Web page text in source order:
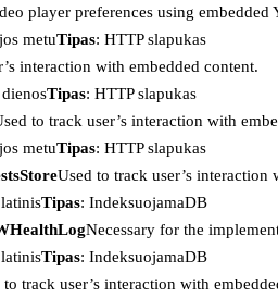
player preferences using embedded
metuTipas: HTTP slapukas
interaction with embedded content.
Tipas: HTTP slapukas
to track user’s interaction with
metuTipas: HTTP slapukas
Used to track user’s interaction
Tipas: IndeksuojamaDB
Necessary for the
Tipas: IndeksuojamaDB
to track user’s interaction with